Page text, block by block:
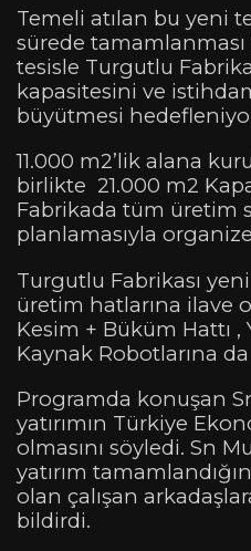
Temeli atılan bu yeni
sürede tamamlanması
tesisle Turgutlu
kapasitesini ve
büyütmesi
11.000 m2’lik alana
birlikte 21.000 m2
Fabrikada tüm üretim
planlamasıyla
Turgutlu Fabrikası
üretim hatlarına ilave
Kesim + Büküm Hattı ,
Kaynak Robotlarına
Programda konuşan
yatırımın Türkiye
olmasını söyledi. Sn
yatırım
olan çalışan
bildirdi.